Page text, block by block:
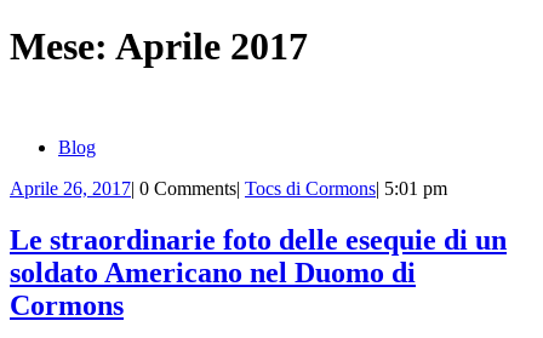
Mese: Aprile 2017
Blog
Aprile 26, 2017Aprile
2017
| 0 Comments| Tocs di CormonsTocs
Cormons
| 5:01 pm
Le straordinarie foto delle esequie di un
soldato Americano nel Duomo di
CormonsLe